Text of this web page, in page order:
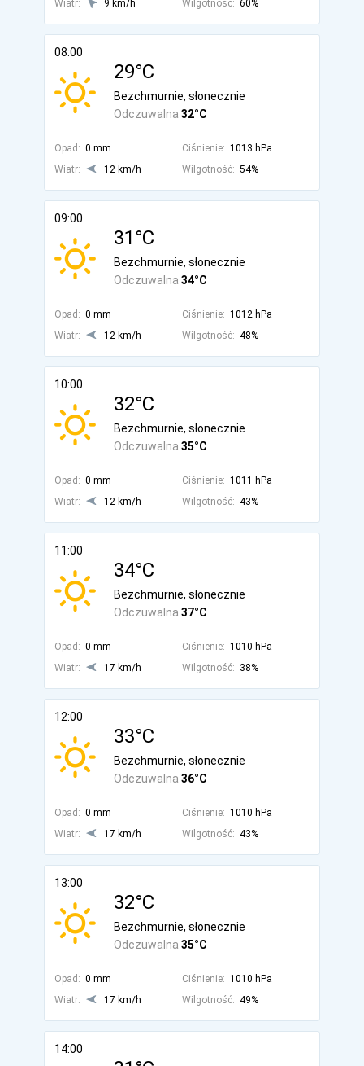
Wiatr: 9 km/h Wilgotność: 60%
08:00
29°C
Odczuwalna 32°C
Bezchmurnie, słonecznie
Opad: 0 mm Ciśnienie: 1013 hPa
Wiatr:
12 km/h Wilgotność: 54%
09:00
31°C
Odczuwalna 34°C
Bezchmurnie, słonecznie
Opad: 0 mm Ciśnienie: 1012 hPa
Wiatr:
12 km/h Wilgotność: 48%
10:00
32°C
Odczuwalna 35°C
Bezchmurnie, słonecznie
Opad: 0 mm Ciśnienie: 1011 hPa
Wiatr:
12 km/h Wilgotność: 43%
11:00
34°C
Odczuwalna 37°C
Bezchmurnie, słonecznie
Opad: 0 mm Ciśnienie: 1010 hPa
Wiatr:
17 km/h Wilgotność: 38%
12:00
33°C
Odczuwalna 36°C
Bezchmurnie, słonecznie
Opad: 0 mm Ciśnienie: 1010 hPa
Wiatr:
17 km/h Wilgotność: 43%
13:00
32°C
Odczuwalna 35°C
Bezchmurnie, słonecznie
Opad: 0 mm Ciśnienie: 1010 hPa
Wiatr:
17 km/h Wilgotność: 49%
14:00